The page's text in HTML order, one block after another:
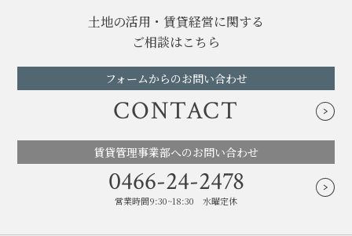
土地の活用・賃貸経営に関する
ご相談はこちら
フォームからのお問い合わせ
CONTACT
賃貸管理事業部へのお問い合わせ
0466-24-2478
営業時間9:30~18:30 水曜定休